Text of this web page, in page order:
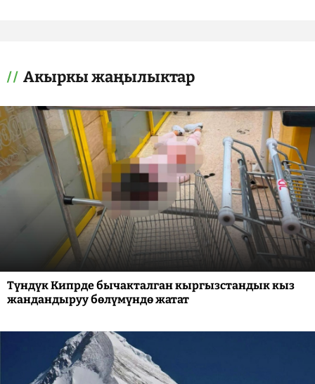
Акыркы жаңылыктар
Түндүк Кипрде бычакталган кыргызстандык кыз
жандандыруу бөлүмүндө жатат